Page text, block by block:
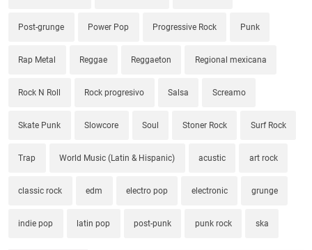
Post-grunge Power Pop Progressive Rock Punk
Rap Metal Reggae Reggaeton Regional mexicana
Rock N Roll Rock progresivo Salsa Screamo
Skate Punk Slowcore Soul Stoner Rock Surf Rock
Trap World Music (Latin & Hispanic) acustic art rock
classic rock edm electro pop electronic grunge
indie pop latin pop post-punk punk rock ska